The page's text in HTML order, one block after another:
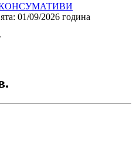
КОНСУМАТИВИ
01/09/2026 година